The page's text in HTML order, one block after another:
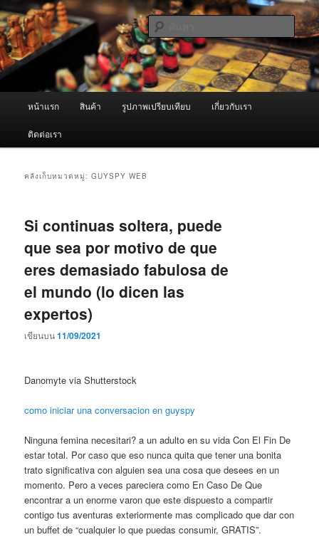
ข้าม
ไป
ยัง
เนื้อหา
หลัก
ข้าม
ไป
บทความ
รอง
ผู้นำเข้าเครื่องพ่นหมอกควัน Best
Fogger / Fogger One และ อะไหล่
จำหน่ายเครื่องพ่นหมอกควัน คุณภาพดี บริการด้วยความจริงใจ
ค้นหา
หน้าแรก สินค้า รูปภาพเปรียบเทียบ เกี่ยวกับเรา
ติดต่อเรา
คลังเก็บหมวดหมู่:GUYSPY WEB
Si continuas soltera, puede
que sea por motivo de que
eres demasiado fabulosa de
el mundo (lo dicen las
expertos)
เขียนบน11/09/2021
Danomyte via Shutterstock
como iniciar una conversacion en guyspy
Ninguna femina necesitari? a un adulto en su vida Con El Fin De
estar total. Por caso que eso nunca quita que tener una bonita
trato significativa con alguien sea una cosa que desees en un
momento. Pero a veces pareciera como En Caso De Que
encontrar a un enorme varon que este dispuesto a compartir
contigo tus aventuras exteriormente mas complicado que dar con
un buffet de “cualquier lo que puedas consumir, GRATIS”.